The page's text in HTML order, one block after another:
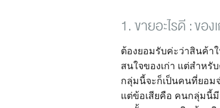
1. ขายอะไรดี : ขอ
ต้องยอมรับค่ะว่าสินค้า
สนใจของเก่า แต่สำหรั
กลุ่มนี้จะก็เป็นคนที่ยอม
แต่ข้อเสียคือ คนกลุ่มนี้มี